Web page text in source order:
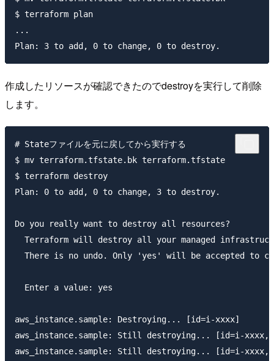
$ terraform plan
...
作成したリソースが確認できたのでdestroyを実行して削除
します。
# Stateファイルを元に戻してから実行する
$ mv terraform.tfstate.bk terraform.tfstate
$ terraform destroy
Plan: 0 to add, 0 to change, 3 to destroy.
Do you really want to destroy all resources?
Terraform will destroy all your managed
There is no undo. Only 'yes' will be accepted to
  Enter a value: yes
aws_instance.sample: Destroying... [id=i-xxxx]
aws_instance.sample: Still destroying... [id=i-xxxx,
aws_instance.sample: Still destroying... [id=i-xxxx,